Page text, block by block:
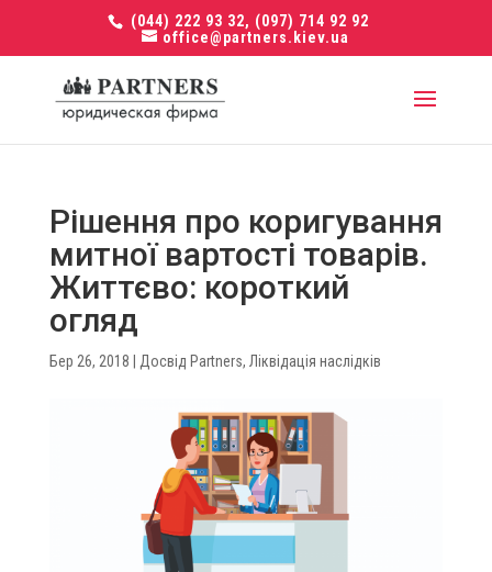
(044) 222 93 32, (097) 714 92 92
office@partners.kiev.ua
Рішення про коригування
митної вартості товарів.
Життєво: короткий
огляд
Бер 26, 2018 Досвід Partners, Ліквідація наслідків